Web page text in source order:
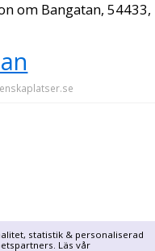
statistik & personaliserad
Läs vår
om Bangatan, 54433,